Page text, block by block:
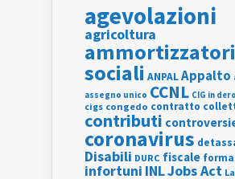
agevolazioni
agricoltura
ammortizzatori
sociali ANPALAppalto
assegno unico CCNL CIG in
cigs congedo contratto
contributi
coronavirus
Disabili DURC fiscale
infortuni INLJobs Act